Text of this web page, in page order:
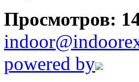
Просмотров:
powered by